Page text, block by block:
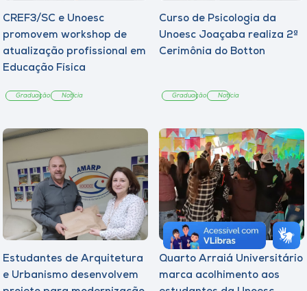
CREF3/SC e Unoesc
promovem workshop de
atualização profissional em
Educação Física
Graduação Notícia
Curso de Psicologia da
Unoesc Joaçaba realiza 2ª
Cerimônia do Botton
Graduação Notícia
Estudantes de Arquitetura
e Urbanismo desenvolvem
Quarto Arraiá Universitário
marca acolhimento aos